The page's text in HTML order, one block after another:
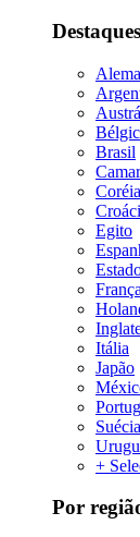
Destaques
Brasil
Egito
França
Itália
Japão
Suécia
+
Por